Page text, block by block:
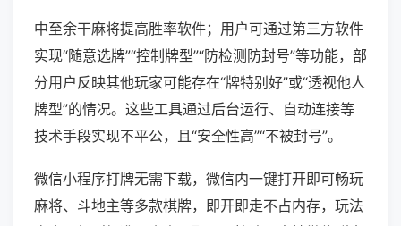
中至余干麻将提高胜率软件；用户可通过第三方软件
实现“随意选牌”“控制牌型”“防检测防封号”等功能，部
分用户反映其他玩家可能存在“牌特别好”或“透视他人
牌型”的情况。这些工具通过后台运行、自动连接等
技术手段实现不平公，且“安全性高”“不被封号”。
微信小程序打牌无需下载，微信内一键打开即可畅玩
麻将、斗地主等多款棋牌，即开即走不占内存，玩法